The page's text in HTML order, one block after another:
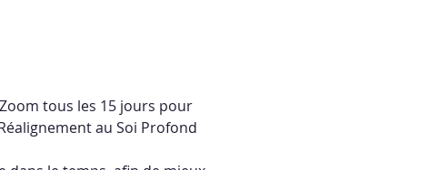
tous les 15 jours pour
au Soi Profond